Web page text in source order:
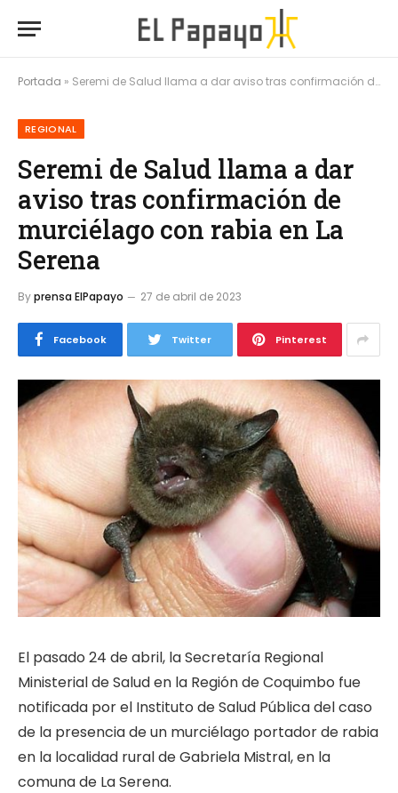
Portada » Seremi de Salud llama a dar aviso tras confirmación de murciélago con rabia en La Serena
REGIONAL
Seremi de Salud llama a dar
aviso tras confirmación de
murciélago con rabia en La
Serena
Byprensa ElPapayo 27 de abril de 2023
Facebook Twitter Pinterest
El pasado 24 de abril, la Secretaría Regional
Ministerial de Salud en la Región de Coquimbo fue
notificada por el Instituto de Salud Pública del caso
de la presencia de un murciélago portador de rabia
en la localidad rural de Gabriela Mistral, en la
comuna de La Serena.